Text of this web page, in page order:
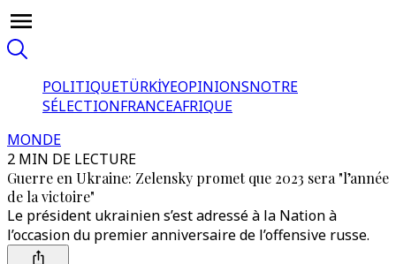
POLITIQUETÜRKİYEOPINIONSNOTRE
SÉLECTIONFRANCEAFRIQUE
MONDE
2 MIN DE LECTURE
Guerre en Ukraine: Zelensky promet que 2023 sera "l’année
de la victoire"
Le président ukrainien s’est adressé à la Nation à
l’occasion du premier anniversaire de l’offensive russe.